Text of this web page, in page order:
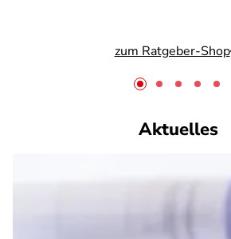
zum Ratgeber-Shop
Aktuelles